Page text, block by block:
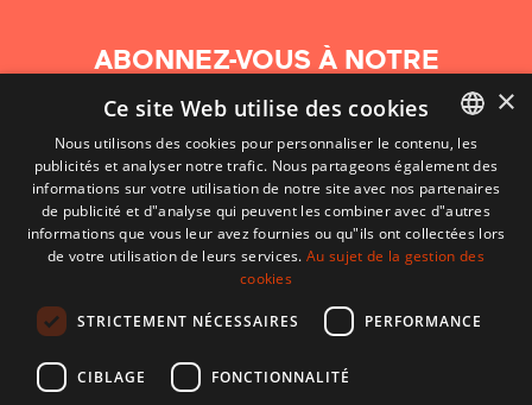
ABONNEZ-VOUS À NOTRE
NEWSLETTER
S'abonner
BASQUE
FRENCH
×
Ce site Web utilise des cookies
Nous utilisons des cookies pour personnaliser le contenu, les
publicités et analyser notre trafic. Nous partageons également des
informations sur votre utilisation de notre site avec nos partenaires
de publicité et d"analyse qui peuvent les combiner avec d"autres
informations que vous leur avez fournies ou qu"ils ont collectées lors
de votre utilisation de leurs services.Au sujet de la gestion des
cookies
STRICTEMENT NÉCESSAIRES PERFORMANCE
CIBLAGE FONCTIONNALITÉ